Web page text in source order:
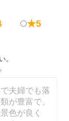
★5
。